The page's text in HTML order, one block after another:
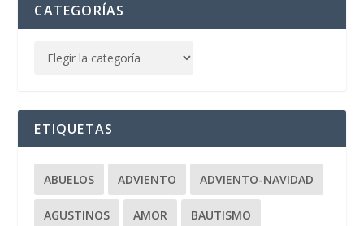
CATEGORÍAS
ETIQUETAS
ABUELOS ADVIENTO ADVIENTO-NAVIDAD
AGUSTINOS AMOR BAUTISMO